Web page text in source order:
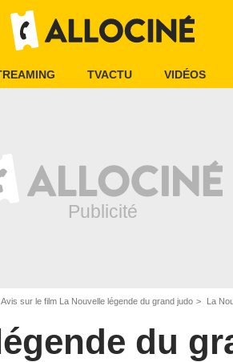
TVACTU VIDÉOS
Avis sur le film La Nouvelle légende du grand judo La
du